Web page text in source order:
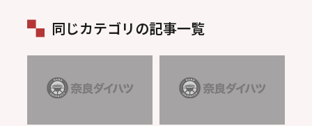
同じカテゴリの記事一覧